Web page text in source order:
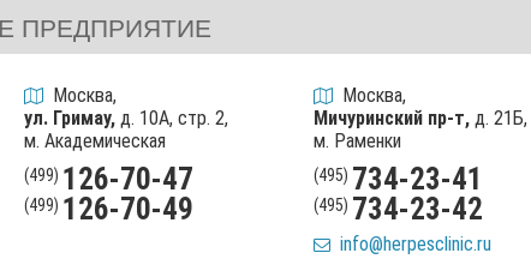
ПРЕДПРИЯТИЕ
Москва,
ул. Гримау,д. 10А, стр. 2,
м. Академическая
(499) 126-70-47
(499) 126-70-49
Москва,
Мичуринский пр-т, д. 21Б,
м. Раменки
(495) 734-23-41
(495) 734-23-42
info@herpesclinic.ru